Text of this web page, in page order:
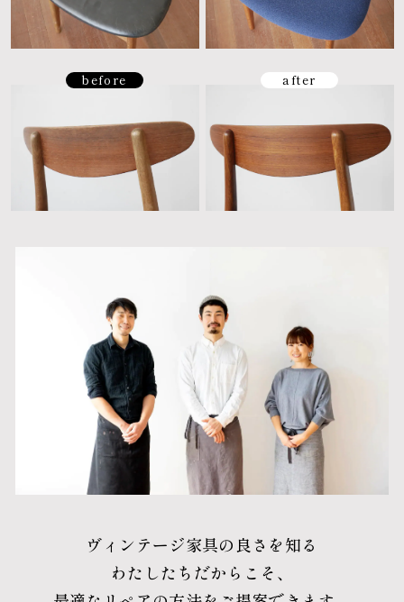
before after
ヴィンテージ家具の良さを知る
わたしたちだからこそ、